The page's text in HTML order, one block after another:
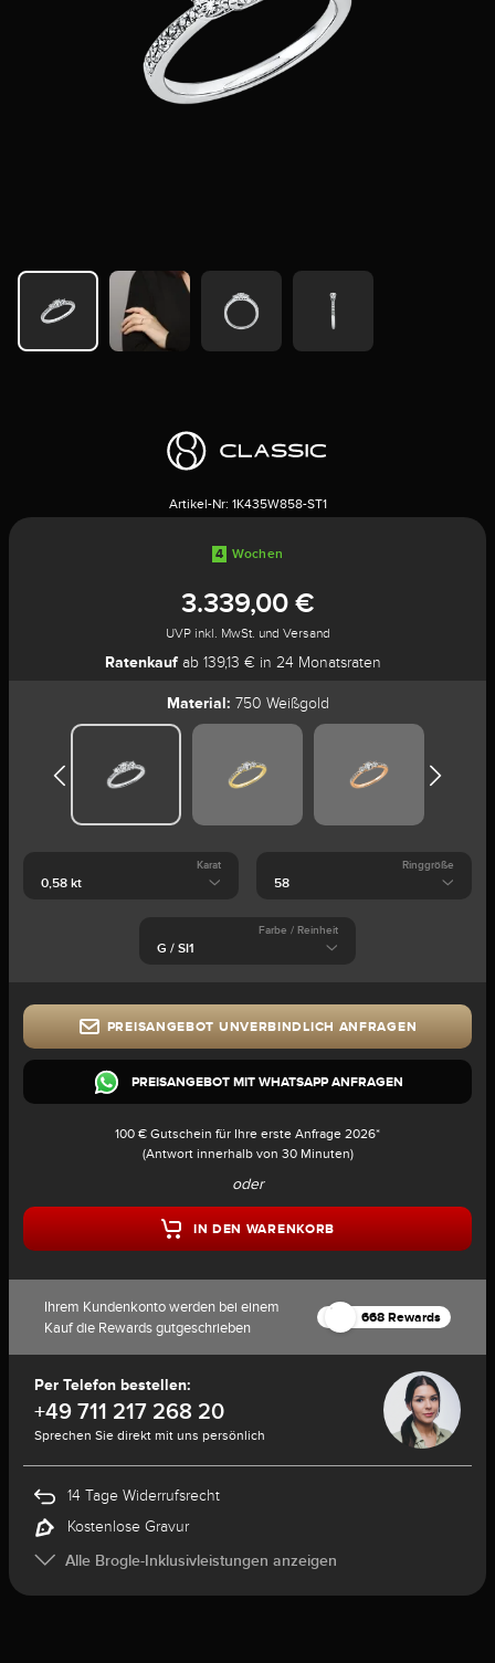
Artikel-Nr: 1K435W858-ST1
4 Wochen
3.339,00 €
UVP inkl. MwSt. und Versand
Ratenkauf ab 139,13 € in 24 Monatsraten
Material: 750 Weißgold
Karat Ringgröße
Farbe / Reinheit
PREISANGEBOT UNVERBINDLICH ANFRAGEN
PREISANGEBOT MIT WHATSAPP ANFRAGEN
100 € Gutschein für Ihre erste Anfrage 2026*
(Antwort innerhalb von 30 Minuten)
oder
IN DEN WARENKORB
Ihrem Kundenkonto werden bei einem
Kauf die Rewards gutgeschrieben
668 Rewards
Per Telefon bestellen:
+49 711 217 268 20
Sprechen Sie direkt mit uns persönlich
14 Tage Widerrufsrecht
Kostenlose Gravur
Alle Brogle-Inklusivleistungen anzeigen